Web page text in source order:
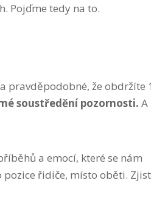
Pojďme tedy na to.
pravděpodobné, že obdržíte
soustředění pozornosti. A
a emocí, které se nám
pozice řidiče, místo oběti.